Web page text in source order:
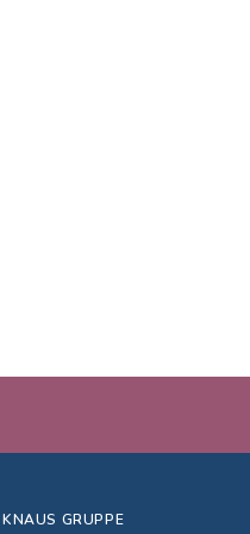
KNAUS GRUPPE